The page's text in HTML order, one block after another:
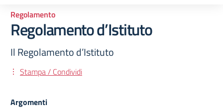
Regolamento
Regolamento d’Istituto
Il Regolamento d’Istituto
Stampa / Condividi
Argomenti